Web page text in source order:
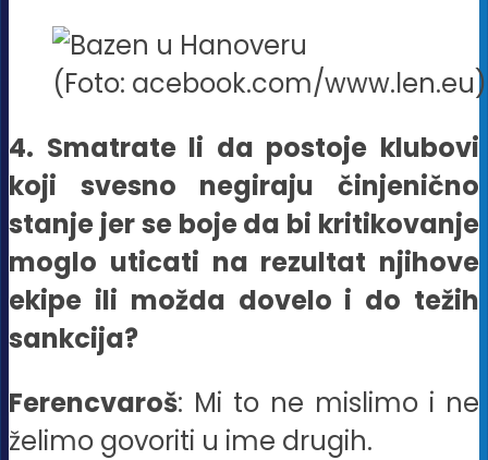
(Foto: acebook.com/www.len.eu)
4. Smatrate li da postoje klubovi
koji svesno negiraju činjenično
stanje jer se boje da bi kritikovanje
moglo uticati na rezultat njihove
ekipe ili možda dovelo i do težih
sankcija?
Ferencvaroš: Mi to ne mislimo i ne
želimo govoriti u ime drugih.